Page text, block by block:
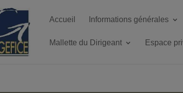
Accueil Informations générales
Mallette du Dirigeant Espace